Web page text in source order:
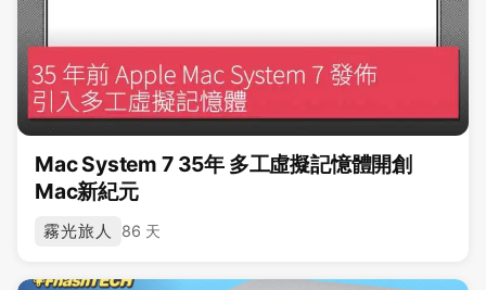
Mac System 7 35年 多工虛擬記憶體開創
Mac新紀元
霧光旅人 86 天